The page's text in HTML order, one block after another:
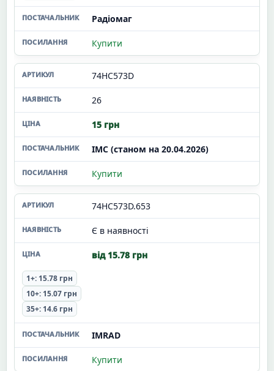
Радіомаг
Купити
74HC573D
26
15 грн
ІМС (станом на 20.04.2026)
Купити
74HC573D.653
Є в наявності
від 15.78 грн
1+: 15.78 грн
10+: 15.07 грн
35+: 14.6 грн
IMRAD
Купити